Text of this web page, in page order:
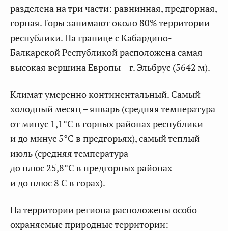
разделена на три части: равнинная, предгорная,
горная. Горы занимают около 80% территории
республики. На границе с Кабардино-
Балкарской Республикой расположена самая
высокая вершина Европы – г. Эльбрус (5642 м).
Климат умеренно континентальный. Самый
холодный месяц – январь (средняя температура
от минус 1,1°С в горных районах республики
и до минус 5°С в предгорьях), самый теплый –
июль (средняя температура
до плюс 25,8°С в предгорных районах
и до плюс 8 С в горах).
На территории региона расположены особо
охраняемые природные территории: